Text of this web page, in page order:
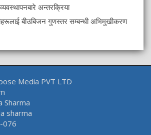
व्यवस्थापनबारे अन्तरक्रिया
बीउबिजन गुणस्तर सम्बन्धी अभिमुखीकरण
Media PVT LTD
Sharma
sharma
076